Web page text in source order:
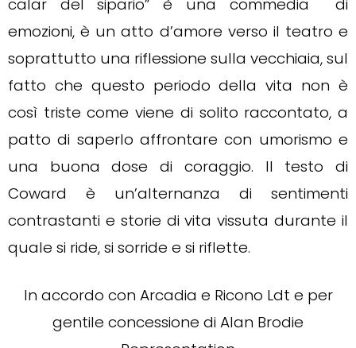
calar del sipario” è una commedia di
emozioni, è un atto d’amore verso il teatro e
soprattutto una riflessione sulla vecchiaia, sul
fatto che questo periodo della vita non è
così triste come viene di solito raccontato, a
patto di saperlo affrontare con umorismo e
una buona dose di coraggio. Il testo di
Coward è un’alternanza di sentimenti
contrastanti e storie di vita vissuta durante il
quale si ride, si sorride e si riflette.
In accordo con Arcadia e Ricono Ldt e per
gentile concessione di Alan Brodie